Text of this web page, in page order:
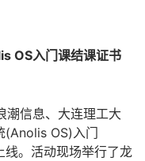
OS入门课结课证书
潮信息、大连理工大
(Anolis OS)入门
线。活动现场举行了龙